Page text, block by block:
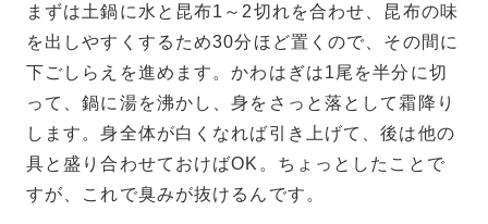
まずは土鍋に水と昆布1～2切れを合わせ、昆布の味
を出しやすくするため30分ほど置くので、その間に
下ごしらえを進めます。かわはぎは1尾を半分に切
って、鍋に湯を沸かし、身をさっと落として霜降り
します。身全体が白くなれば引き上げて、後は他の
具と盛り合わせておけばOK。ちょっとしたことで
すが、これで臭みが抜けるんです。